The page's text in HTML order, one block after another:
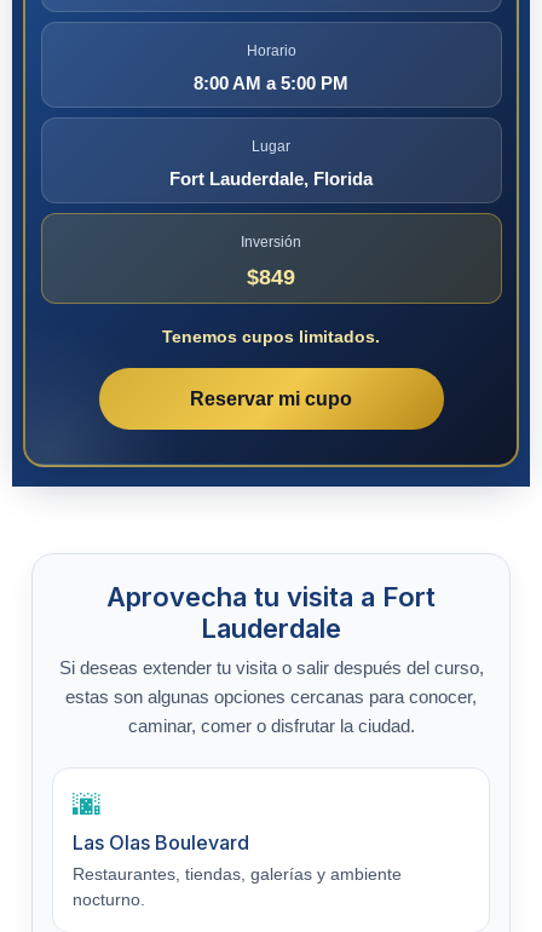
Horario
8:00 AM a 5:00 PM
Lugar
Fort Lauderdale, Florida
Inversión
$849
Tenemos cupos limitados.
Reservar mi cupo
Aprovecha tu visita a Fort
Lauderdale
Si deseas extender tu visita o salir después del curso,
estas son algunas opciones cercanas para conocer,
caminar, comer o disfrutar la ciudad.
🌆
Las Olas Boulevard
Restaurantes, tiendas, galerías y ambiente
nocturno.